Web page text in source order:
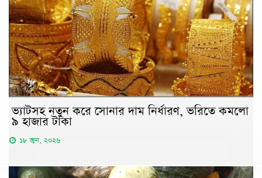
ভ্যাটসহ নতুন করে সোনার দাম নির্ধারণ, ভরিতে কমলো
৯ হাজার টাকা
১৮ জুন, ২০২৬